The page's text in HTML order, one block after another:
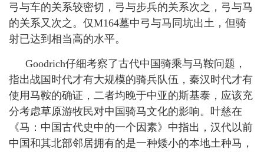
弓与车的关系较密切，弓与步兵的关系次之，弓与马
的关系又次之。仅M164墓中弓与马同坑出土，但骑
射已达到相当高的水平。
Goodrich仔细考察了古代中国骑乘与马鞍问题，
指出战国时代才有大规模的骑兵队伍，秦汉时代才有
使用马鞍的确证，二者均晚于中亚的斯基泰，应该充
分考虑草原游牧民对中国骑马文化的影响。 叶慈在
《马：中国古代史中的一个因素》中指出，汉代以前
中国和其北部邻居拥有的是一种矮小的本地土种马，